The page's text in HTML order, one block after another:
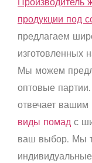
продукции под
предлагаем
изготовленных
Мы можем
оптовые партии.
отвечает вашим
виды помад с
ваш выбор. Мы